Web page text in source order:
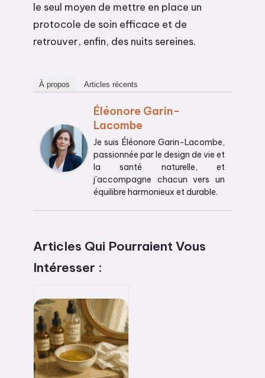
le seul moyen de mettre en place un
protocole de soin efficace et de
retrouver, enfin, des nuits sereines.
À propos Articles récents
Éléonore Garin-
Lacombe
Je suis Éléonore Garin-Lacombe,
passionnée par le design de vie et
la santé naturelle, et
j’accompagne chacun vers un
équilibre harmonieux et durable.
Articles Qui Pourraient Vous
Intéresser :